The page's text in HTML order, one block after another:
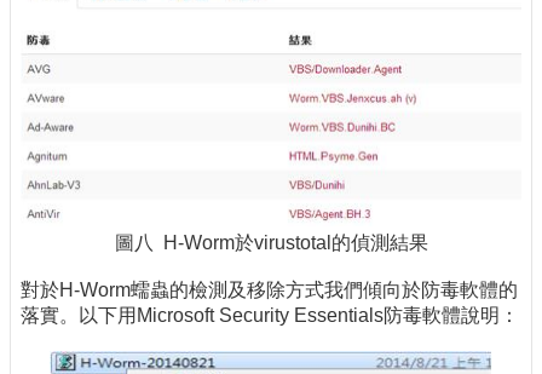
圖八 H-Worm於virustotal的偵測結果
對於H-Worm蠕蟲的檢測及移除方式我們傾向於防毒軟體的
落實。以下用Microsoft Security Essentials防毒軟體說明：